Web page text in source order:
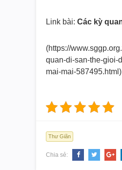
Link bài: Các kỳ
(https://
quan-di-san-the-gioi-
mai-mai-587495.html)
Thư Giãn
Chia sẻ: